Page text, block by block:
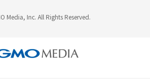
Media, Inc. All Rights Reserved.